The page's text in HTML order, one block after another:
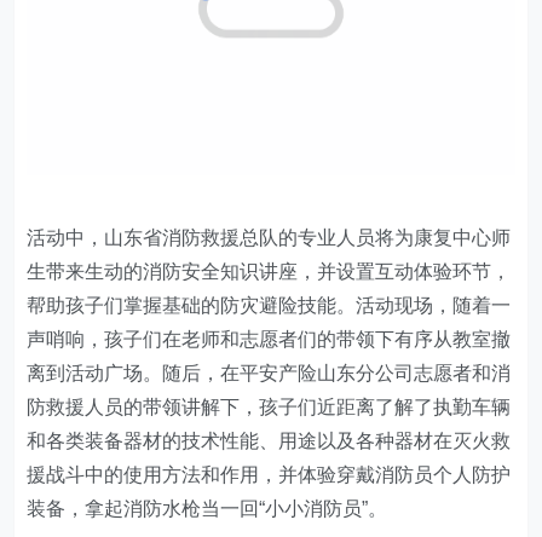
活动中，山东省消防救援总队的专业人员将为康复中心师
生带来生动的消防安全知识讲座，并设置互动体验环节，
帮助孩子们掌握基础的防灾避险技能。活动现场，随着一
声哨响，孩子们在老师和志愿者们的带领下有序从教室撤
离到活动广场。随后，在平安产险山东分公司志愿者和消
防救援人员的带领讲解下，孩子们近距离了解了执勤车辆
和各类装备器材的技术性能、用途以及各种器材在灭火救
援战斗中的使用方法和作用，并体验穿戴消防员个人防护
装备，拿起消防水枪当一回“小小消防员”。